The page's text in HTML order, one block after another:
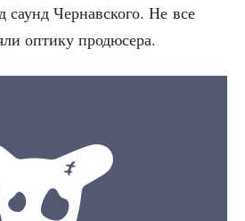
Чер­нав­ско­го. Не все
опти­ку продюсера.